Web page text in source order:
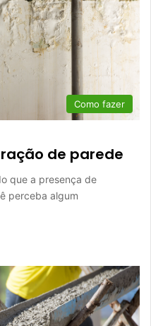
Como fazer
de parede
que a presença de
perceba algum